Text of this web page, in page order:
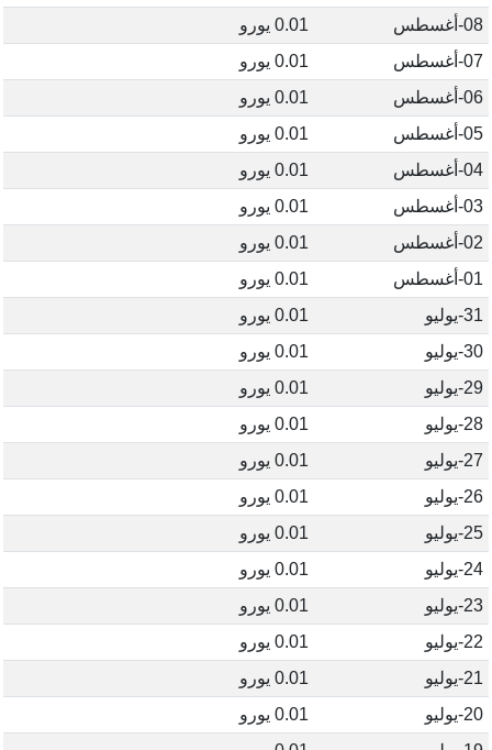
08-أغسطس
0.01 يورو
07-أغسطس
0.01 يورو
06-أغسطس
0.01 يورو
05-أغسطس
0.01 يورو
04-أغسطس
0.01 يورو
03-أغسطس
0.01 يورو
02-أغسطس
0.01 يورو
01-أغسطس
0.01 يورو
31-يوليو
0.01 يورو
30-يوليو
0.01 يورو
29-يوليو
0.01 يورو
28-يوليو
0.01 يورو
27-يوليو
0.01 يورو
26-يوليو
0.01 يورو
25-يوليو
0.01 يورو
24-يوليو
0.01 يورو
23-يوليو
0.01 يورو
22-يوليو
0.01 يورو
21-يوليو
0.01 يورو
20-يوليو
0.01 يورو